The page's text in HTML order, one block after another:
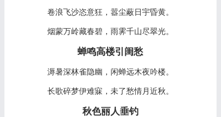
卷浪飞沙恣意狂，嚣尘蔽日宇昏黄。
烟蒙万岭藏春碧，雨霁千山尽翠光。
蝉鸣高楼引闺愁
溽暑深林雀隐幽，闲蝉远木夜吟楼。
长歌碎梦伊难寐，未了愁情月近秋。
秋色丽人垂钓